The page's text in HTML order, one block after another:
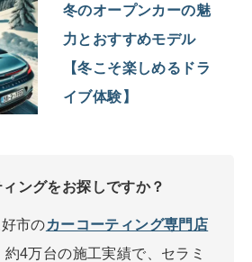
冬のオープンカーの魅
力とおすすめモデル
【冬こそ楽しめるドラ
イブ体験】
ングをお探しですか？
市のカーコーティング専門店
4万台の施工実績で、セラミ